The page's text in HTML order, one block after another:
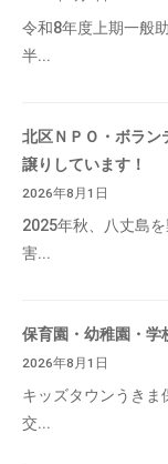
令和8年度上期一般
半...
北区ＮＰＯ・ボラン
譲りしています！
2026年8月1日
2025年秋、八丈島
害...
保育園・幼稚園・
2026年8月1日
キッズタウンうき
交...